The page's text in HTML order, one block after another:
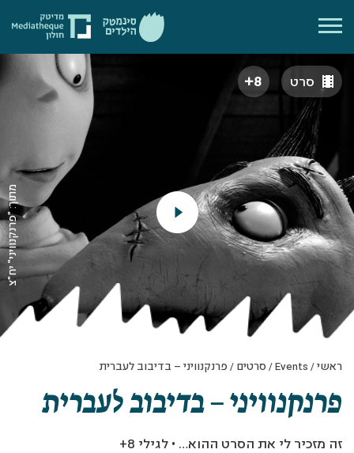
מתוך: "פרנקנוויני" יח"צ
סרט 8
ראשי/
Events
/ סרטים / פרנקנוויני – בדיבוב לעברית
פרנקנוויני – בדיבוב לעברית
זה מזכיר לי את הסרט ההוא… • לגילי 8+